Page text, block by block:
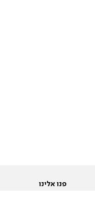
פנו אלינו